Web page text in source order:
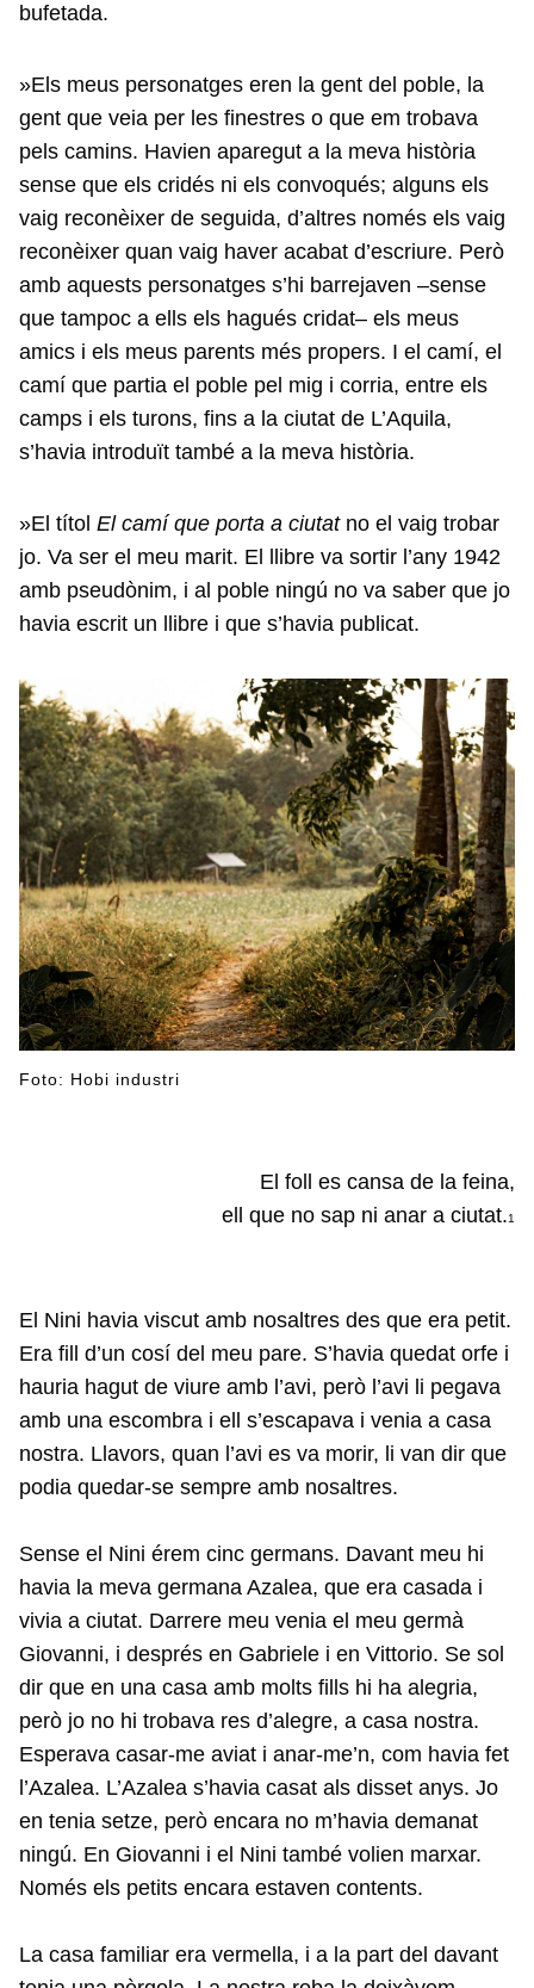
bufetada.
»Els meus personatges eren la gent del poble, la
gent que veia per les finestres o que em trobava
pels camins. Havien aparegut a la meva història
sense que els cridés ni els convoqués; alguns els
vaig reconèixer de seguida, d’altres només els vaig
reconèixer quan vaig haver acabat d’escriure. Però
amb aquests personatges s’hi barrejaven –sense
que tampoc a ells els hagués cridat– els meus
amics i els meus parents més propers. I el camí, el
camí que partia el poble pel mig i corria, entre els
camps i els turons, fins a la ciutat de L’Aquila,
s’havia introduït també a la meva història.
»El títol El camí que porta a ciutatno el vaig trobar
jo. Va ser el meu marit. El llibre va sortir l’any 1942
amb pseudònim, i al poble ningú no va saber que jo
havia escrit un llibre i que s’havia publicat.
Foto: Hobi industri
El foll es cansa de la feina,
ell que no sap ni anar a ciutat.1
El Nini havia viscut amb nosaltres des que era petit.
Era fill d’un cosí del meu pare. S’havia quedat orfe i
hauria hagut de viure amb l’avi, però l’avi li pegava
amb una escombra i ell s’escapava i venia a casa
nostra. Llavors, quan l’avi es va morir, li van dir que
podia quedar-se sempre amb nosaltres.
Sense el Nini érem cinc germans. Davant meu hi
havia la meva germana Azalea, que era casada i
vivia a ciutat. Darrere meu venia el meu germà
Giovanni, i després en Gabriele i en Vittorio. Se sol
dir que en una casa amb molts fills hi ha alegria,
però jo no hi trobava res d’alegre, a casa nostra.
Esperava casar-me aviat i anar-me’n, com havia fet
l’Azalea. L’Azalea s’havia casat als disset anys. Jo
en tenia setze, però encara no m’havia demanat
ningú. En Giovanni i el Nini també volien marxar.
Només els petits encara estaven contents.
La casa familiar era vermella, i a la part del davant